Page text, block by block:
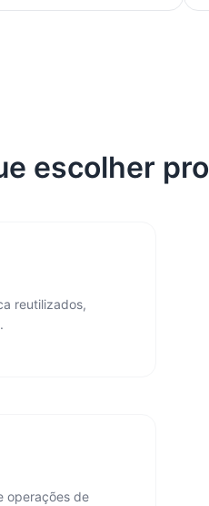
escolher
reutilizados,
operações de